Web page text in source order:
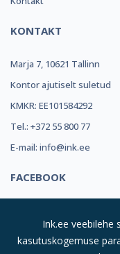
KONTAKT
Marja 7, 10621 Tallinn
Kontor ajutiselt suletud
KMKR: EE101584292
Tel.: +372 55 800 77
E-mail: info@ink.ee
FACEBOOK
Ink.ee veebilehe
kasutuskogemuse